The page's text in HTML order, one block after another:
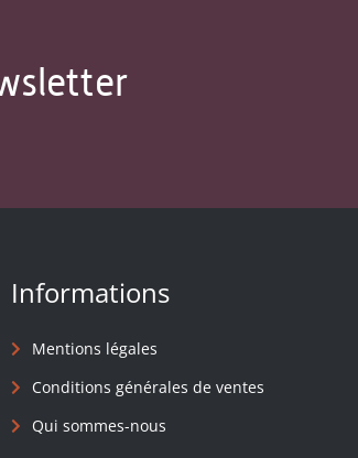
Informations
Mentions légales
Conditions générales de ventes
Qui sommes-nous